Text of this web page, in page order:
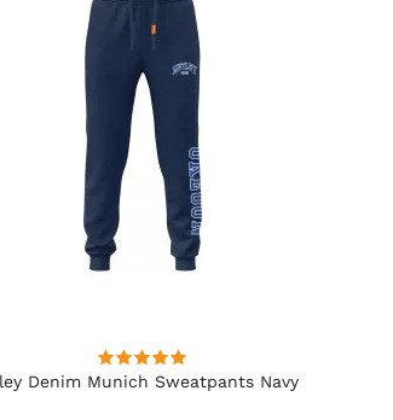
Denim Munich Sweatpants Navy